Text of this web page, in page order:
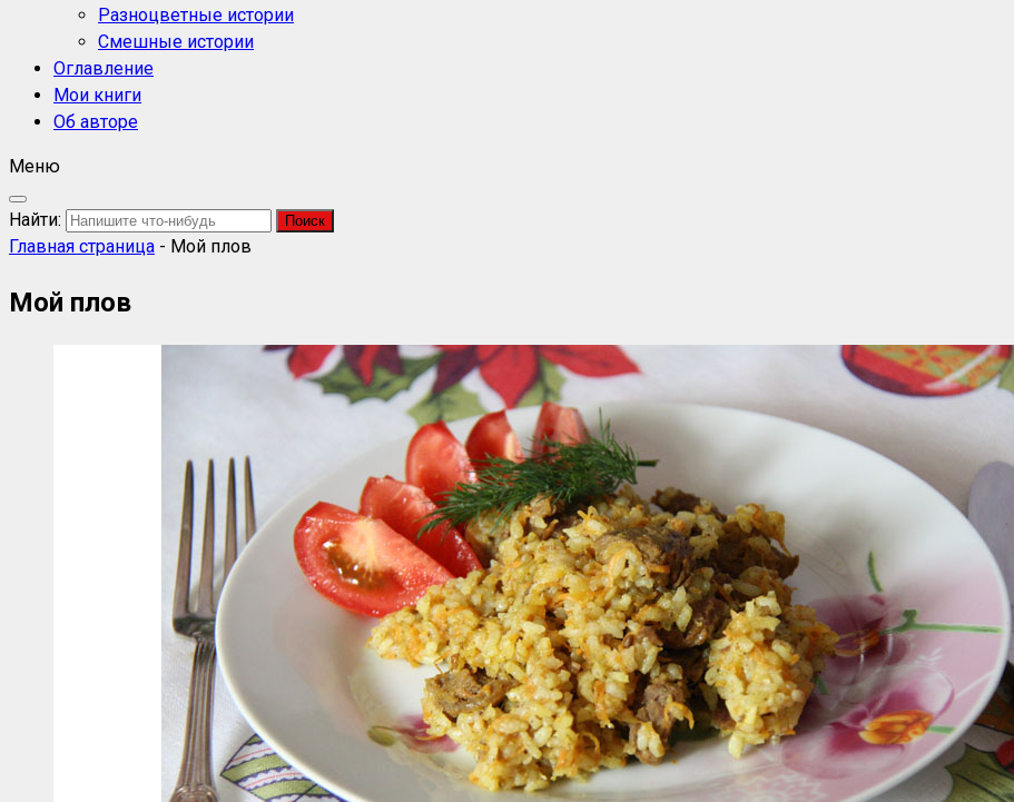
Разноцветные истории
Смешные истории
Оглавление
Мои книги
Об авторе
Меню
Найти:
Главная страница - Мой плов
Мой плов